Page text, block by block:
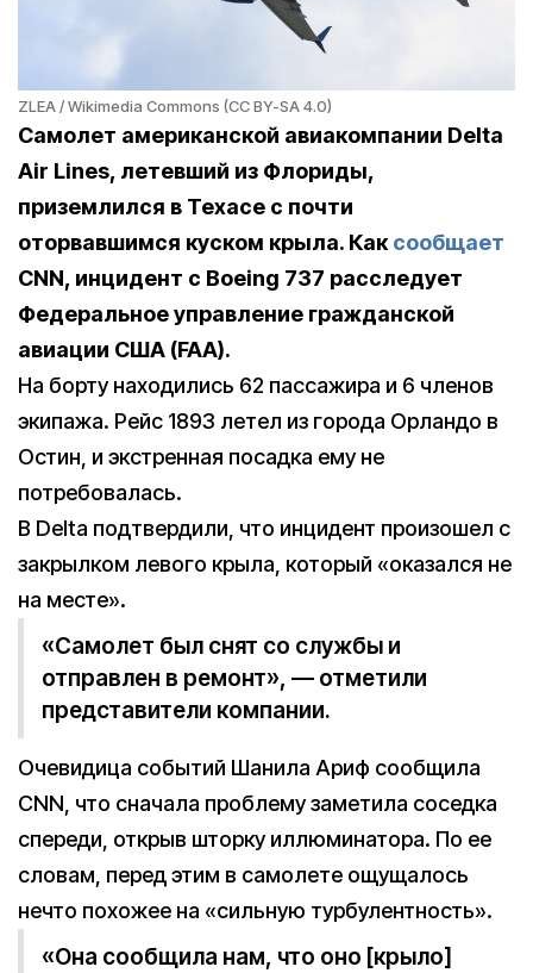
ZLEA / Wikimedia Commons (CC BY-SA 4.0)
Самолет американской авиакомпании Delta
Air Lines, летевший из Флориды,
приземлился в Техасе с почти
оторвавшимся куском крыла. Каксообщает
CNN, инцидент с Boeing 737 расследует
Федеральное управление гражданской
авиации США (FAA).
На борту находились 62 пассажира и 6 членов
экипажа. Рейс 1893 летел из города Орландо в
Остин, и экстренная посадка ему не
потребовалась.
В Delta подтвердили, что инцидент произошел с
закрылком левого крыла, который «оказался не
на месте».
«Самолет был снят со службы и
отправлен в ремонт», — отметили
представители компании.
Очевидица событий Шанила Ариф сообщила
CNN, что сначала проблему заметила соседка
спереди, открыв шторку иллюминатора. По ее
словам, перед этим в самолете ощущалось
нечто похожее на «сильную турбулентность».
«Она сообщила нам, что оно [крыло]